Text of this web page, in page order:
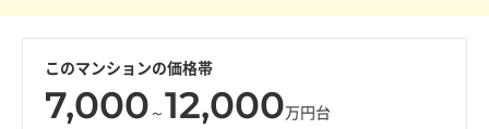
このマンションの価格帯
7,000 ～12,000万円台